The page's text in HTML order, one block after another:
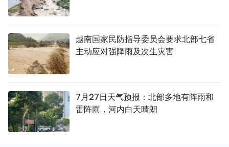
越南国家民防指导委员会要求北部七省
主动应对强降雨及次生灾害
7月27日天气预报：北部多地有阵雨和
雷阵雨，河内白天晴朗